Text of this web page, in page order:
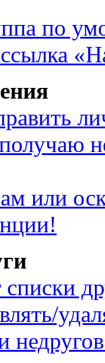
по
или